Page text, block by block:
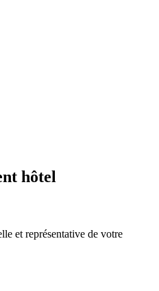
hôtel
et représentative de votre